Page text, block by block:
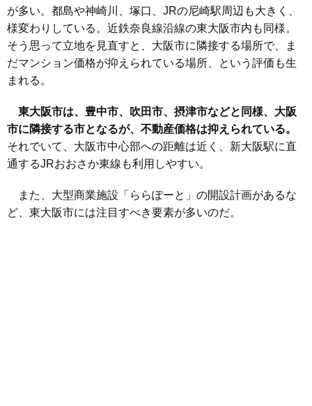
が多い。都島や神崎川、塚口、JRの尼崎駅周辺も大きく、
様変わりしている。近鉄奈良線沿線の東大阪市内も同様。
そう思って立地を見直すと、大阪市に隣接する場所で、ま
だマンション価格が抑えられている場所、という評価も生
まれる。
東大阪市は、豊中市、吹田市、摂津市などと同様、大阪
市に隣接する市となるが、不動産価格は抑えられている。
それでいて、大阪市中心部への距離は近く、新大阪駅に直
通するJRおおさか東線も利用しやすい。
また、大型商業施設「ららぽーと」の開設計画があるな
ど、東大阪市には注目すべき要素が多いのだ。